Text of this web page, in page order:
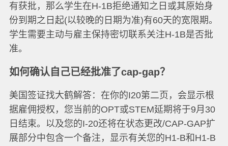
有获批，那么学生在H-1B拒绝通知之日或其原始身
份到期之日起(以较晚的日期为准)有60天的宽限期。
学生需要主动与雇主保持密切联系关注H-1B是否批
准。
如何确认自己已经批准了cap-gap？
美国签证找大鹤解答： 在你的I20第二页，会显示根
据雇佣授权，您当前的OPT或STEM延期将于9月30
日结束。以及您的I-20还将在状态更改/CAP-GAP扩
展部分中包含一个备注，显示有关您的H1-B和H1-B